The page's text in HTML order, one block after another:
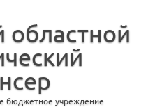
бюджетное учреждение